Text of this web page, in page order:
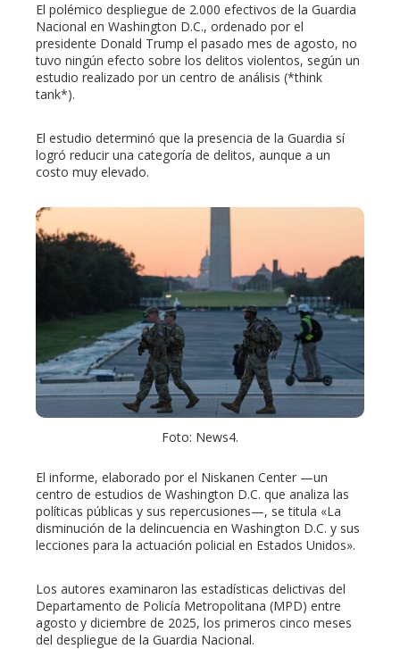
El polémico despliegue de 2.000 efectivos de la Guardia
Nacional en Washington D.C., ordenado por el
presidente Donald Trump el pasado mes de agosto, no
tuvo ningún efecto sobre los delitos violentos, según un
estudio realizado por un centro de análisis (*think
tank*).
El estudio determinó que la presencia de la Guardia sí
logró reducir una categoría de delitos, aunque a un
costo muy elevado.
Foto: News4.
El informe, elaborado por el Niskanen Center —un
centro de estudios de Washington D.C. que analiza las
políticas públicas y sus repercusiones—, se titula «La
disminución de la delincuencia en Washington D.C. y sus
lecciones para la actuación policial en Estados Unidos».
Los autores examinaron las estadísticas delictivas del
Departamento de Policía Metropolitana (MPD) entre
agosto y diciembre de 2025, los primeros cinco meses
del despliegue de la Guardia Nacional.